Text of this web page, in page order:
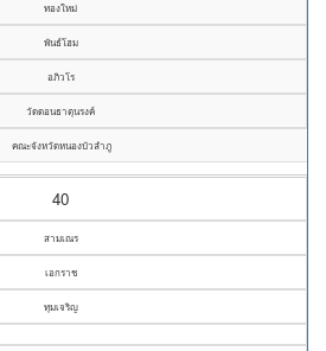
ทองใหม่
พันธ์โฮม
อภิวโร
วัดดอนธาตุนรงค์
คณะจังหวัดหนองบัวลำภู
40
สามเณร
เอกราช
ทุมเจริญ